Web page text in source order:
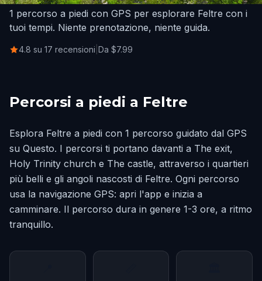
1 percorso a piedi con GPS per esplorare Feltre con i
tuoi tempi. Niente prenotazione, niente guida.
4.8 su 17 recensioni Da $7.99
Percorsi a piedi a Feltre
Esplora Feltre a piedi con 1 percorso guidato dal GPS
su Questo. I percorsi ti portano davanti a The exit,
Holy Trinity church e The castle, attraverso i quartieri
più belli e gli angoli nascosti di Feltre. Ogni percorso
usa la navigazione GPS: apri l'app e inizia a
camminare. Il percorso dura in genere 1-3 ore, a ritmo
tranquillo.